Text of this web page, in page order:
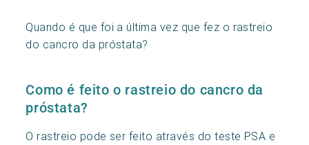
Quando é que foi a última vez que fez o rastreio
do cancro da próstata?
Como é feito o rastreio do cancro da
próstata?
O rastreio pode ser feito através do teste PSA e